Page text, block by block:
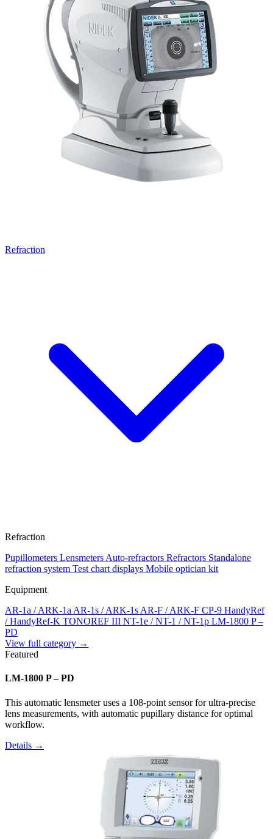
Refraction
Refraction
Pupillometers Lensmeters Auto-refractors Refractors Standalone
refraction system Test chart displays Mobile optician kit
Equipment
AR-1a / ARK-1a AR-1s / ARK-1s AR-F / ARK-F CP-9 HandyRef
/ HandyRef-K TONOREF III NT-1e / NT-1 / NT-1p LM-1800 P –
PD
View full category →
Featured
LM-1800 P – PD
This automatic lensmeter uses a 108-point sensor for ultra-precise
lens measurements, with automatic pupillary distance for optimal
workflow.
Details →